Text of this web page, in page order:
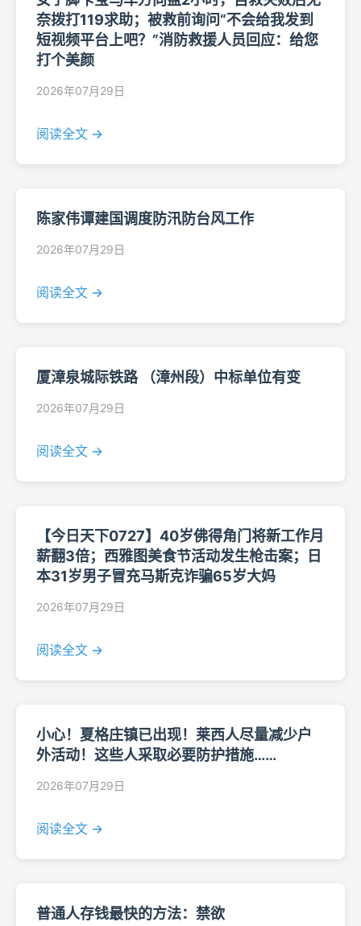
奈拨打119求助；被救前询问“不会给我发到
短视频平台上吧？”消防救援人员回应：给您
打个美颜
2026年07月29日
阅读全文 →
陈家伟谭建国调度防汛防台风工作
2026年07月29日
阅读全文 →
厦漳泉城际铁路 （漳州段）中标单位有变
2026年07月29日
阅读全文 →
【今日天下0727】40岁佛得角门将新工作月
薪翻3倍；西雅图美食节活动发生枪击案；日
本31岁男子冒充马斯克诈骗65岁大妈
2026年07月29日
阅读全文 →
小心！夏格庄镇已出现！莱西人尽量减少户
外活动！这些人采取必要防护措施……
2026年07月29日
阅读全文 →
普通人存钱最快的方法：禁欲